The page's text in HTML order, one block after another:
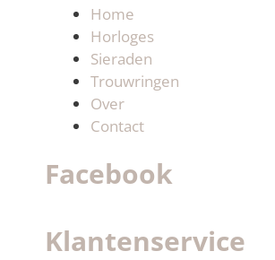
Home
Horloges
Sieraden
Trouwringen
Over
Contact
Facebook
Klantenservice